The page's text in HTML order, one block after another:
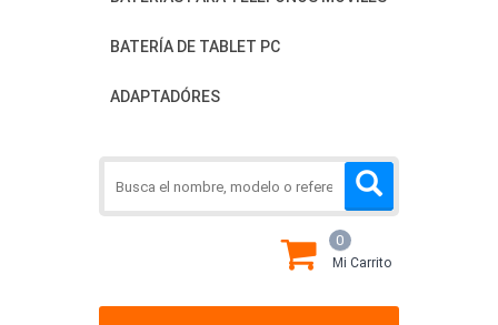
BATERÍA DE TABLET PC
ADAPTADÓRES
0
Mi Carrito